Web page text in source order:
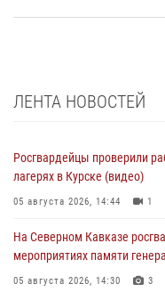
ЛЕНТА НОВОСТЕЙ
Росгвардейцы проверили
лагерях в Курске (видео)
05 августа 2026, 14:44 1
На Северном Кавказе
мероприятиях памяти
05 августа 2026, 14:30 3